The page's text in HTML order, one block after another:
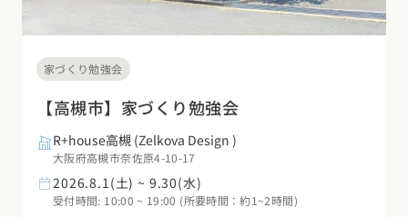
家づくり勉強会
【高槻市】家づくり勉強会
R+house高槻 (Zelkova Design )
大阪府高槻市奈佐原4-10-17
2026.8.1(土) ~ 9.30(水)
受付時間: 10:00 ~ 19:00 (所要時間：約1~2時間)